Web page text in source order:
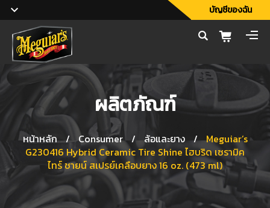
บัญชีของฉัน
ผลิตภัณฑ์
หน้าหลัก / Consumer / ล้อและยาง / Meguiar’s
G230416 Hybrid Ceramic Tire Shine ไฮบริด เซรามิค
ไทร์ ชายน์ สเปรย์เคลือบยาง 16 oz. (473 ml)